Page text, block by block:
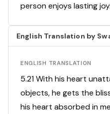
person enjoys lasting joy.
English Translation by
ENGLISH TRANSLATION
5.21 With his heart
objects, he gets the
his heart absorbed in